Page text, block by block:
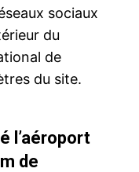
sociaux
du
de
du site.
l’aéroport
de